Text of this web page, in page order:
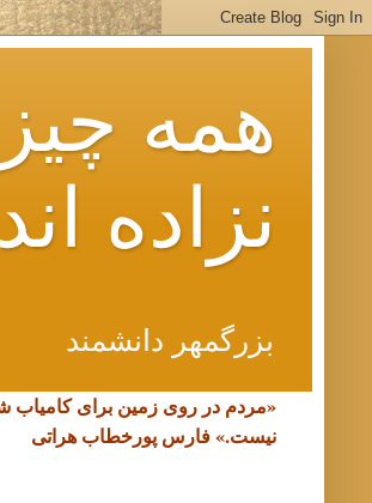
همه
نزاده
بزرگمهر دانشمند
«مردم در روی زمین برای کامیاب
نیست.» فارس پورخطاب هراتی